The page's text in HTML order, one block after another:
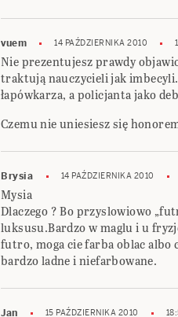
vuem 14 PAŹDZIERNIKA 2010
Nie prezentujesz prawdy
traktują nauczycieli jak
łapówkarza, a policjanta jako
Czemu nie uniesiesz się
Brysia 14 PAŹDZIERNIKA 2010
Mysia
Dlaczego ? Bo przyslowiowo
luksusu.Bardzo w maglu i u
futro, moga cie farba oblac albo
bardzo ladne i niefarbowane.
Jan 15 PAŹDZIERNIKA 2010